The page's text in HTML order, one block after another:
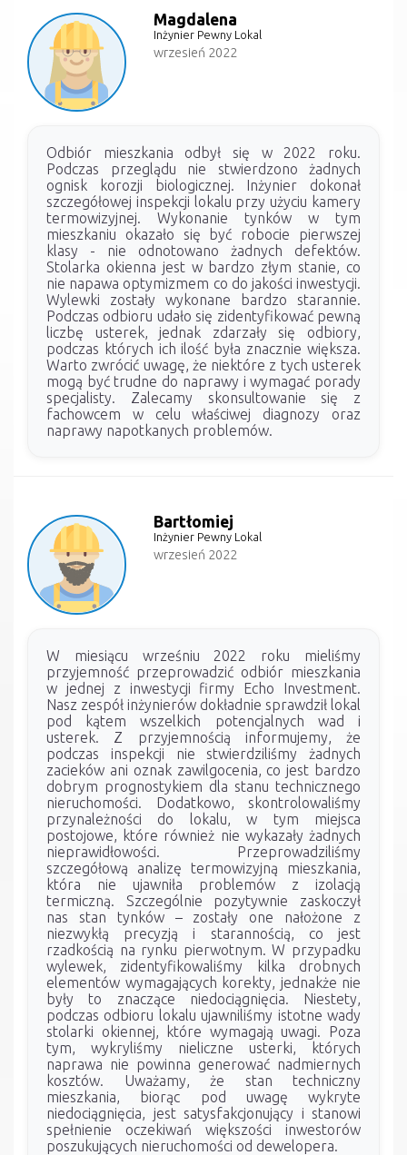
Magdalena
Inżynier Pewny Lokal
wrzesień 2022
Odbiór mieszkania odbył się w 2022 roku.
Podczas przeglądu nie stwierdzono żadnych
ognisk korozji biologicznej. Inżynier dokonał
szczegółowej inspekcji lokalu przy użyciu kamery
termowizyjnej. Wykonanie tynków w tym
mieszkaniu okazało się być robocie pierwszej
klasy - nie odnotowano żadnych defektów.
Stolarka okienna jest w bardzo złym stanie, co
nie napawa optymizmem co do jakości inwestycji.
Wylewki zostały wykonane bardzo starannie.
Podczas odbioru udało się zidentyfikować pewną
liczbę usterek, jednak zdarzały się odbiory,
podczas których ich ilość była znacznie większa.
Warto zwrócić uwagę, że niektóre z tych usterek
mogą być trudne do naprawy i wymagać porady
specjalisty. Zalecamy skonsultowanie się z
fachowcem w celu właściwej diagnozy oraz
naprawy napotkanych problemów.
Bartłomiej
Inżynier Pewny Lokal
wrzesień 2022
W miesiącu wrześniu 2022 roku mieliśmy
przyjemność przeprowadzić odbiór mieszkania
w jednej z inwestycji firmy Echo Investment.
Nasz zespół inżynierów dokładnie sprawdził lokal
pod kątem wszelkich potencjalnych wad i
usterek. Z przyjemnością informujemy, że
podczas inspekcji nie stwierdziliśmy żadnych
zacieków ani oznak zawilgocenia, co jest bardzo
dobrym prognostykiem dla stanu technicznego
nieruchomości. Dodatkowo, skontrolowaliśmy
przynależności do lokalu, w tym miejsca
postojowe, które również nie wykazały żadnych
nieprawidłowości. Przeprowadziliśmy
szczegółową analizę termowizyjną mieszkania,
która nie ujawniła problemów z izolacją
termiczną. Szczególnie pozytywnie zaskoczył
nas stan tynków – zostały one nałożone z
niezwykłą precyzją i starannością, co jest
rzadkością na rynku pierwotnym. W przypadku
wylewek, zidentyfikowaliśmy kilka drobnych
elementów wymagających korekty, jednakże nie
były to znaczące niedociągnięcia. Niestety,
podczas odbioru lokalu ujawniliśmy istotne wady
stolarki okiennej, które wymagają uwagi. Poza
tym, wykryliśmy nieliczne usterki, których
naprawa nie powinna generować nadmiernych
kosztów. Uważamy, że stan techniczny
mieszkania, biorąc pod uwagę wykryte
niedociągnięcia, jest satysfakcjonujący i stanowi
spełnienie oczekiwań większości inwestorów
poszukujących nieruchomości od dewelopera.